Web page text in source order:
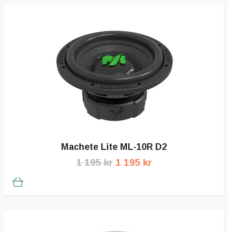
Machete Lite ML-10R D2
1 195 kr 1 195 kr